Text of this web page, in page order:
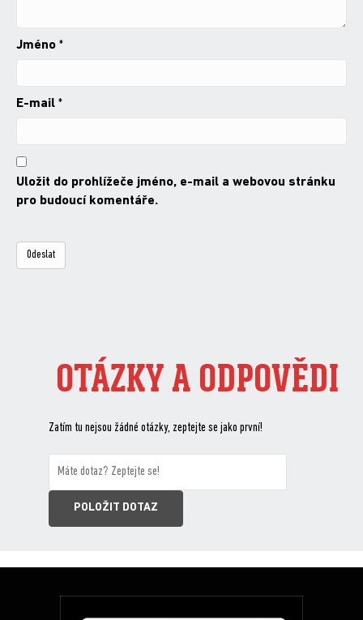
Jméno *
E-mail *
Uložit do prohlížeče jméno, e-mail a webovou stránku
pro budoucí komentáře.
OTÁZKY A ODPOVĚDI
Zatím tu nejsou žádné otázky, zeptejte se jako první!